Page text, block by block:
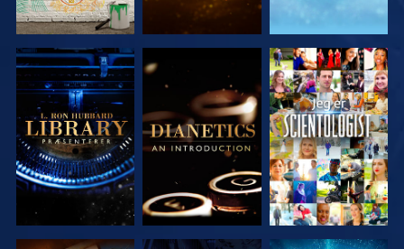
UDFORSK
SERIEN
UDFORSK
SERIEN
SE